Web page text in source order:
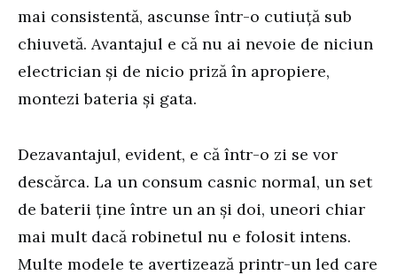
mai consistentă, ascunse într-o cutiuță sub
chiuvetă. Avantajul e că nu ai nevoie de niciun
electrician și de nicio priză în apropiere,
montezi bateria și gata.
Dezavantajul, evident, e că într-o zi se vor
descărca. La un consum casnic normal, un set
de baterii ține între un an și doi, uneori chiar
mai mult dacă robinetul nu e folosit intens.
Multe modele te avertizează printr-un led care